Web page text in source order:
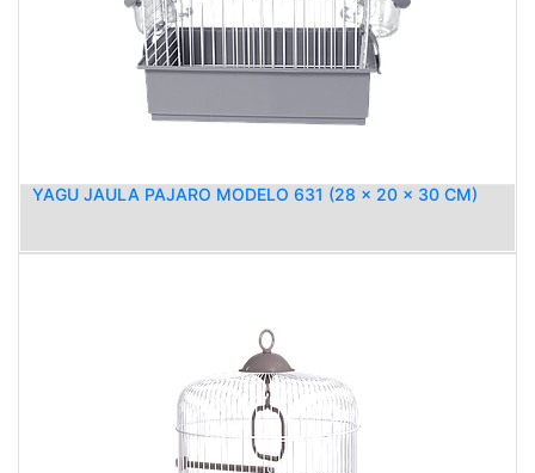
YAGU JAULA PAJARO MODELO 631 (28 x 20 x 30 CM)